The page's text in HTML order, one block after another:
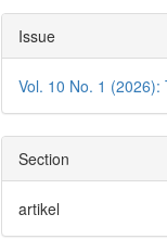
Issue
Vol. 10 No. 1
Section
artikel